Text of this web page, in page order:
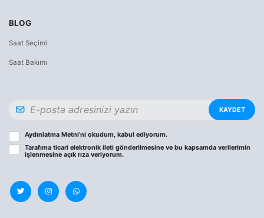
BLOG
Saat Seçimi
Saat Bakımı
KAYDET
Aydınlatma Metni’ni okudum, kabul ediyorum.
Tarafıma ticari elektronik ileti gönderilmesine ve bu kapsamda verilerimin
işlenmesine açık rıza veriyorum.